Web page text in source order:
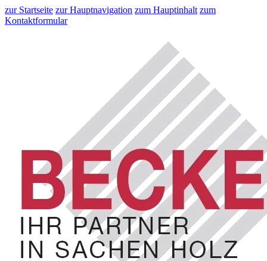
zur Startseite zur Hauptnavigation zum Hauptinhalt zum
Kontaktformular